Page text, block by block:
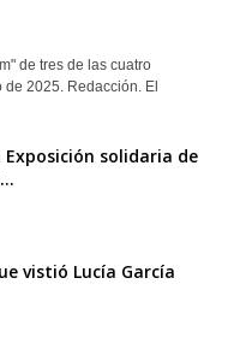
de tres de las cuatro
de 2025. Redacción. El
solidaria de
vistió Lucía García